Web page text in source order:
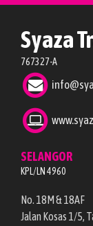
Syaza
767327-A
SELANGOR
KPL/LN 4960
No. 18M & 18AF
Jalan Kosas 1/5,